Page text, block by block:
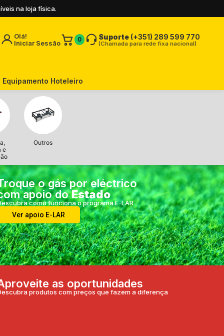
na loja física.
Olá!
Iniciar Sessão
0 Suporte (+351) 289 599 770
(Chamada para rede fixa nacional)
Equipamento Hoteleiro
e
Outros
o gás por eléctrico
apoio doEstado
como funciona o programa E-LAR
Ver apoio E-LAR
as oportunidades
produtos com preços que fazem a diferença